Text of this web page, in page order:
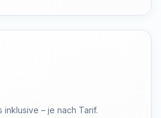
– je nach Tarif.